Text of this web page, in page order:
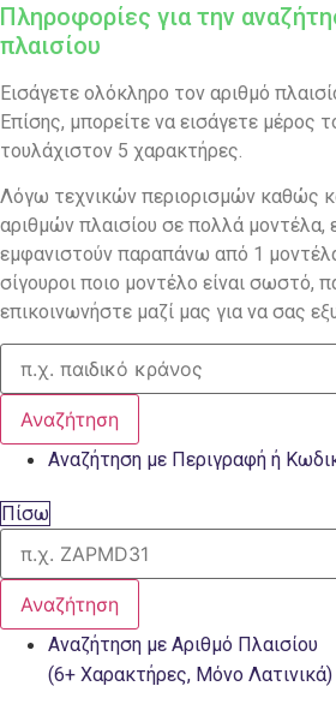
Πληροφορίες για την
πλαισίου
Εισάγετε ολόκληρο τον αριθμό
Επίσης, μπορείτε να εισάγετε μέρος
τουλάχιστον 5 χαρακτήρες.
Λόγω τεχνικών περιορισμών καθώς
αριθμών πλαισίου σε πολλά μοντέλα,
εμφανιστούν παραπάνω από 1
σίγουροι ποιο μοντέλο είναι σωστό,
επικοινωνήστε μαζί μας για να σας
Αναζήτηση
Αναζήτηση με Περιγραφή ή
Πίσω
Αναζήτηση
Αναζήτηση με Αριθμό Πλαισίου
(6+ Χαρακτήρες, Μόνο Λατινικά)